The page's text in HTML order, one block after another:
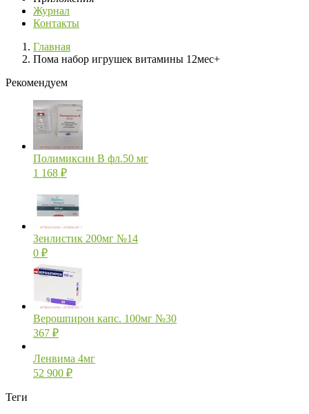
Журнал
Контакты
Главная
Пома набор игрушек витамины 12мес+
Рекомендуем
Полимиксин В фл.50 мг
1 168 ₽
Зенлистик 200мг №14
0 ₽
Верошпирон капс. 100мг №30
367 ₽
Ленвима 4мг
52 900 ₽
Теги